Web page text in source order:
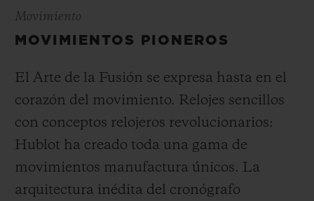
Movimiento
MOVIMIENTOS PIONEROS
El Arte de la Fusión se expresa hasta en el
corazón del movimiento. Relojes sencillos
con conceptos relojeros revolucionarios:
Hublot ha creado toda una gama de
movimientos manufactura únicos. La
arquitectura inédita del cronógrafo